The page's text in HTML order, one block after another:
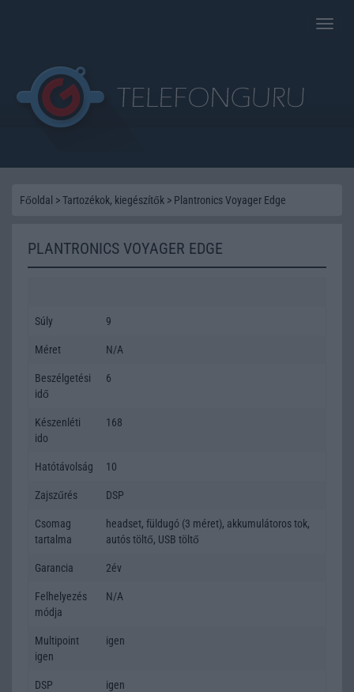
Toggle
Főoldal >Tartozékok, kiegészítők > Plantronics Voyager Edge
PLANTRONICS VOYAGER EDGE
Súly 9
Méret N/A
Beszélgetési
idő
6
Készenléti
ido
168
Hatótávolság 10
Zajszűrés DSP
Csomag
tartalma
headset, füldugó (3 méret), akkumulátoros tok,
autós töltő, USB töltő
Garancia 2év
Felhelyezés
módja
N/A
Multipoint
igen
igen
DSP igen